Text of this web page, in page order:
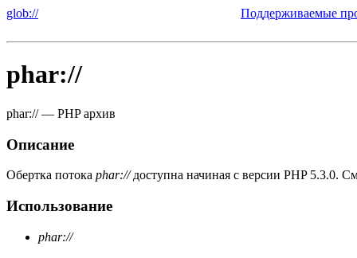
glob:// Поддерживаемые
phar://
phar://— PHP архив
Описание
Обертка потока phar://доступна начиная с версии PHP 5.3.0.
Использование
phar://